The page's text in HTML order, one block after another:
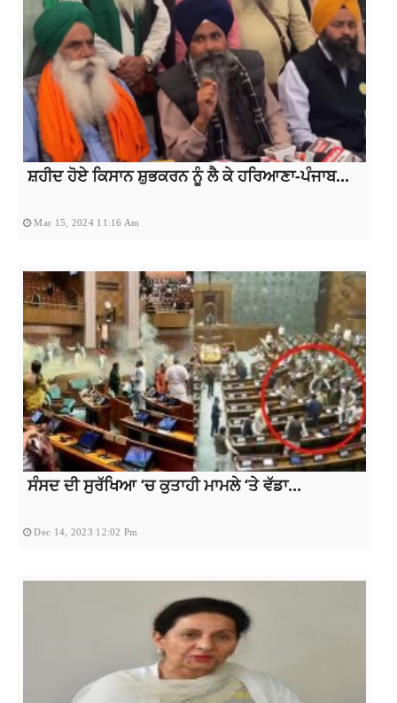
ਸ਼ਹੀਦ ਹੋਏ ਕਿਸਾਨ ਸ਼ੁਭਕਰਨ ਨੂੰ ਲੈ ਕੇ ਹਰਿਆਣਾ-ਪੰਜਾਬ...
Mar 15, 2024 11:16 Am
ਸੰਸਦ ਦੀ ਸੁਰੱਖਿਆ ‘ਚ ਕੁਤਾਹੀ ਮਾਮਲੇ ‘ਤੇ ਵੱਡਾ...
Dec 14, 2023 12:02 Pm